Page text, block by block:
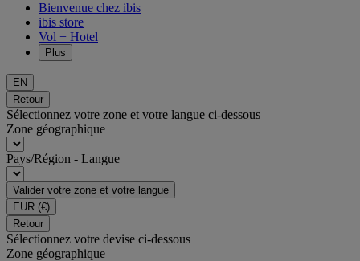
Bienvenue chez ibis
ibis store
Vol + Hotel
Plus
EN
Retour
Sélectionnez votre zone et votre langue ci-dessous
Zone géographique
Pays/Région - Langue
Valider votre zone et votre langue
EUR (€)
Retour
Sélectionnez votre devise ci-dessous
Zone géographique